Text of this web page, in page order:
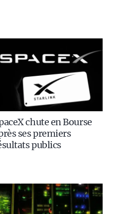
chute en Bourse
ses premiers
publics